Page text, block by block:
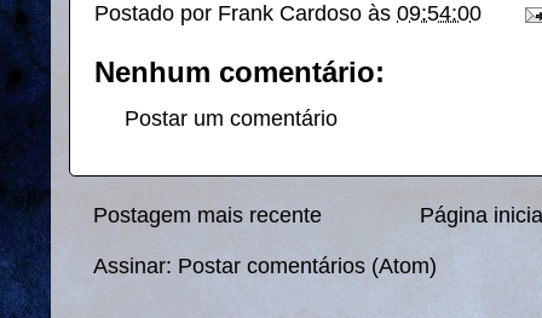
Postado por Frank Cardoso às 09:54:00
Nenhum comentário:
Postar um comentário
Postagem mais recente Página
Assinar: Postar comentários (Atom)